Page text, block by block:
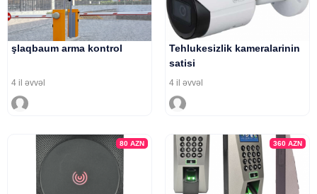
şlaqbaum arma kontrol
4 il əvvəl
Tehlukesizlik kameralarinin
satisi
4 il əvvəl
80AZN 360 AZN